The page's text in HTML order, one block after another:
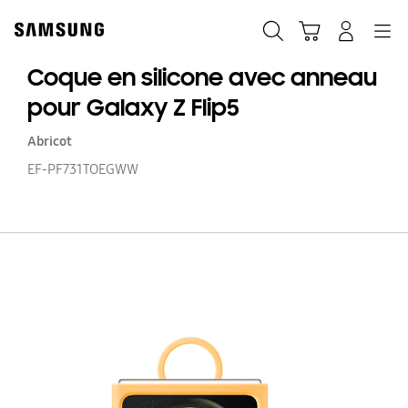
content
Coque en silicone avec anneau
pour Galaxy Z Flip5
Abricot
EF-PF731TOEGWW